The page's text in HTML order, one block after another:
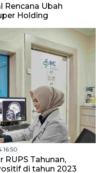
Rencana Ubah
Holding
16:50
RUPS Tahunan,
di tahun 2023